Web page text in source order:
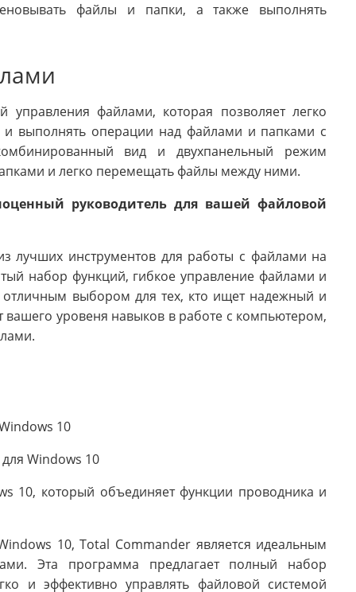
файлы и папки, а также выполнять
управления файлами, которая позволяет легко
выполнять операции над файлами и папками с
вид и двухпанельный режим
и легко перемещать файлы между ними.
руководитель для вашей файловой
лучших инструментов для работы с файлами на
набор функций, гибкое управление файлами и
выбором для тех, кто ищет надежный и
уровеня навыков в работе с компьютером,
10
Windows 10
10, который объединяет функции проводника и
10, Total Commander является идеальным
Эта программа предлагает полный набор
и эффективно управлять файловой системой